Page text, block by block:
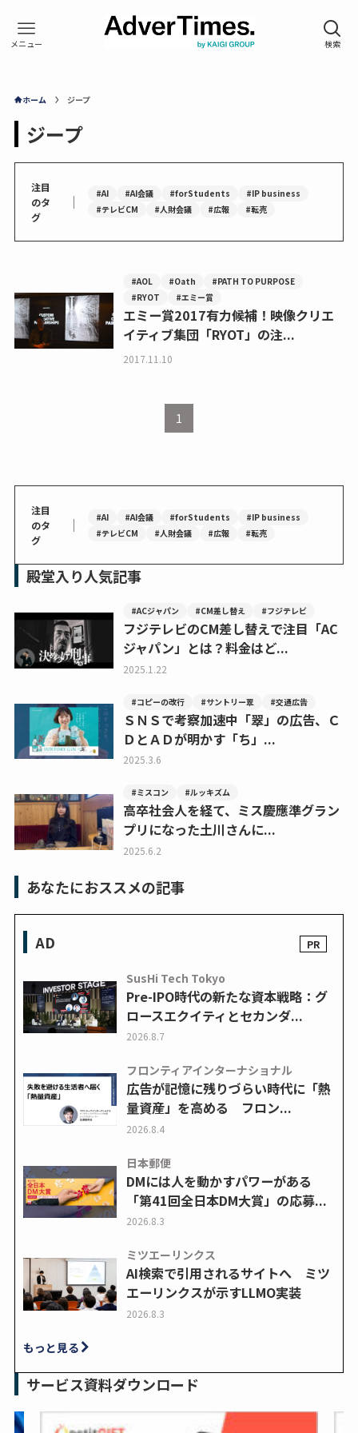
ホーム ジープ
ジープ
注目
のタ
グ
｜ #AI #AI会議 #forStudents
#IP business
#テレビCM
#人財会議 #広報 #転売
#AOL #Oath
#PATH TO PURPOSE
#RYOT
#エミー賞
エミー賞2017有力候補！映像クリエ
イティブ集団「RYOT」の注...
2017.11.10
1
注目
のタ
グ
｜ #AI #AI会議 #forStudents
#IP business
#テレビCM
#人財会議 #広報 #転売
殿堂入り人気記事
#ACジャパン #CM差し替え #フジテレビ
フジテレビのCM差し替えで注目「AC
ジャパン」とは？料金はど...
2025.1.22
#コピーの改行 #サントリー翠 #交通広告
ＳＮＳで考察加速中「翠」の広告、Ｃ
ＤとＡＤが明かす「ち」...
2025.3.6
#ミスコン #ルッキズム
高卒社会人を経て、ミス慶應準グラン
プリになった土川さんに...
2025.6.2
あなたにおススメの記事
AD
SusHi Tech Tokyo
Pre-IPO時代の新たな資本戦略：グ
ロースエクイティとセカンダ...
2026.8.7
フロンティアインターナショナル
広告が記憶に残りづらい時代に「熱
量資産」を高める フロン...
2026.8.4
日本郵便
DMには人を動かすパワーがある
「第41回全日本DM大賞」の応募...
2026.8.3
ミツエーリンクス
AI検索で引用されるサイトへ ミツ
エーリンクスが示すLLMO実装
2026.8.3
もっと見る
サービス資料ダウンロード